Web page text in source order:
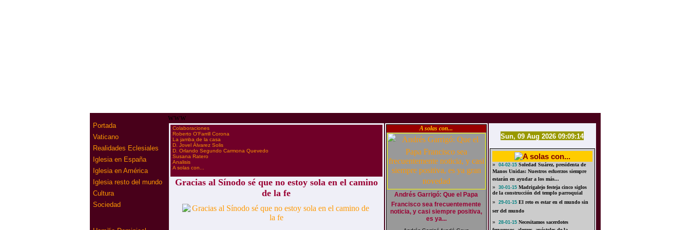
Portada
Vaticano
Realidades Eclesiales
Iglesia en España
Iglesia en América
Iglesia resto del mundo
Cultura
Sociedad
www
·Colaboraciones
·Roberto O'Farrill Corona
·La jamba de la casa
·D. Jovel Álvarez Solis
·D. Orlando Segundo Carmona Quevedo
·Susana Ratero
·Analisis
·A solas con...
Gracias al Sínodo sé que no estoy sola en el camino
de la fe
A solas con...
Andrés Garrigó: Que el Papa
Francisco sea frecuentemente
noticia, y casi siempre positiva,
es ya...
Sun, 09 Aug 2026 09:09:14
» 04-02-15Soledad Suárez, presidenta de
Manos Unidas: Nuestros esfuerzos siempre
estarán en ayudar a los más...
»
30-01-15Madrigalejo festeja cinco siglos
de la construcción del templo parroquial
»
29-01-15El reto es estar en el mundo sin
ser del mundo
»
28-01-15Necesitamos sacerdotes